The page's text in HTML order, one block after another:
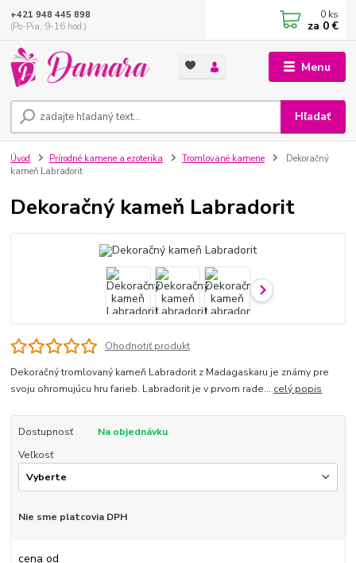
Menu
Hľadať
+421 948 445 898
(Po-Pia, 9-16 hod.)
0 ks
za 0 €
Úvod Prírodné kamene a ezoterika Tromlované kamene
Dekoračný
kameň Labradorit
Dekoračný kameň Labradorit
Ohodnotiť produkt
Dekoračný tromlovaný kameň Labradorit z Madagaskaru je známy pre
svoju ohromujúcu hru farieb. Labradorit je v prvom rade... celý popis
Dostupnosť
Na objednávku
Veľkosť
Nie sme platcovia DPH
cena od